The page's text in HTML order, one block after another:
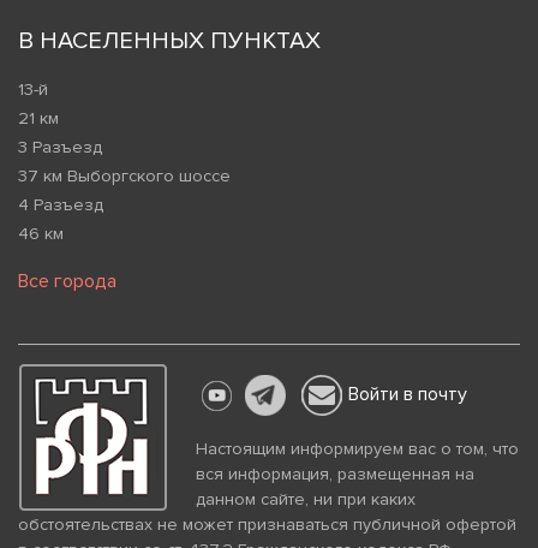
В НАСЕЛЕННЫХ ПУНКТАХ
13-й
21 км
3 Разъезд
37 км Выборгского шоссе
4 Разъезд
46 км
Все города
Войти в почту
Настоящим информируем вас о том, что
вся информация, размещенная на
данном сайте, ни при каких
обстоятельствах не может признаваться публичной офертой